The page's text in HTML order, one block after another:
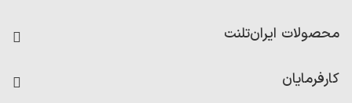
رزومه ساز
امتیاز شرکت‌ها
محصولات ایران‌تلنت
کارفرمایان